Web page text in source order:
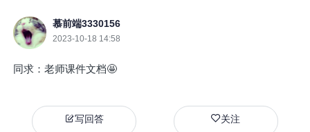
慕前端3330156
2023-10-18 14:58
同求：老师课件文档🤩
写回答 关注